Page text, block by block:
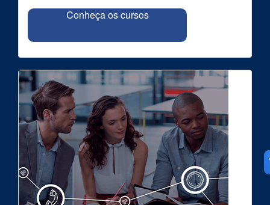
Conheça os cursos